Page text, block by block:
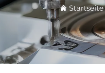
Nachrichten
FAQ
Startseite